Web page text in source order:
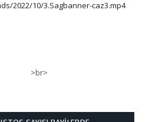
2022/10/3.Sagbanner-caz3.mp4
>br>